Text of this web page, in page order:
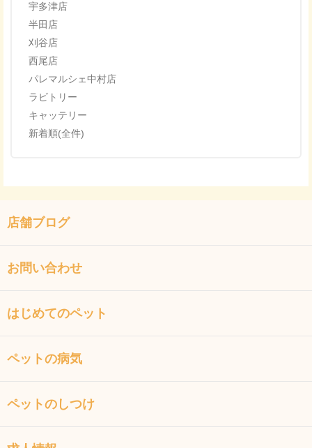
宇多津店
半田店
刈谷店
西尾店
パレマルシェ中村店
ラビトリー
キャッテリー
新着順(全件)
店舗ブログ
お問い合わせ
はじめてのペット
ペットの病気
ペットのしつけ